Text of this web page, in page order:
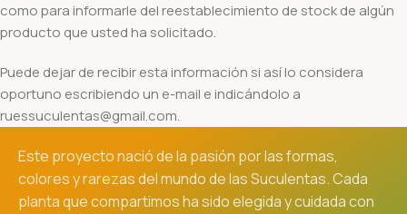
como para informarle del reestablecimiento de stock de algún
producto que usted ha solicitado.
Puede dejar de recibir esta información si así lo considera
oportuno escribiendo un e-mail e indicándolo a
ruessuculentas@gmail.com.
Este proyecto nació de la pasión por las formas,
colores y rarezas del mundo de las Suculentas. Cada
planta que compartimos ha sido elegida y cuidada con